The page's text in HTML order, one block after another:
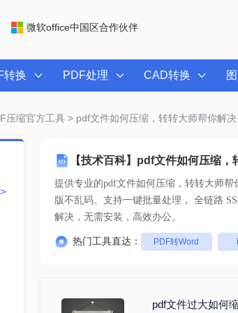
微软office中国区合作伙伴
转换 PDF处理 CAD转换
压缩官方工具> pdf文件如何压缩，转转大师帮你解决
【技术百科】pdf文件如何压缩，
提供专业的pdf文件如何压缩，转转大师帮
版不乱码。支持
解决，无需安装，高效办公。
热门工具直达： PDF转Word
pdf文件过大如何